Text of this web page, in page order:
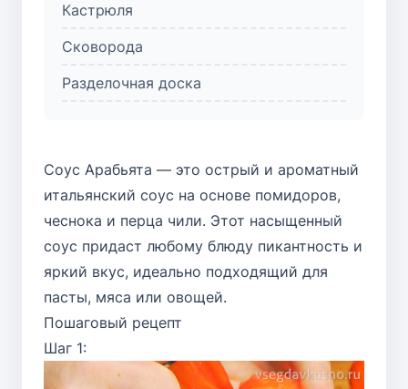
Кастрюля
Сковорода
Разделочная доска
Соус Арабьята — это острый и ароматный
итальянский соус на основе помидоров,
чеснока и перца чили. Этот насыщенный
соус придаст любому блюду пикантность и
яркий вкус, идеально подходящий для
пасты, мяса или овощей.
Пошаговый рецепт
Шаг 1: